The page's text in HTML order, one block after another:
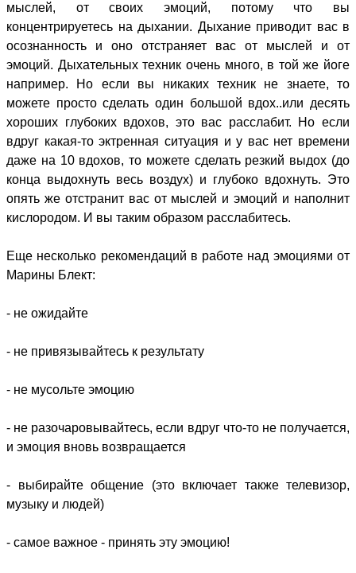
мыслей, от своих эмоций, потому что вы
концентрируетесь на дыхании. Дыхание приводит вас в
осознанность и оно отстраняет вас от мыслей и от
эмоций. Дыхательных техник очень много, в той же йоге
например. Но если вы никаких техник не знаете, то
можете просто сделать один большой вдох..или десять
хороших глубоких вдохов, это вас расслабит. Но если
вдруг какая-то эктренная ситуация и у вас нет времени
даже на 10 вдохов, то можете сделать резкий выдох (до
конца выдохнуть весь воздух) и глубоко вдохнуть. Это
опять же отстранит вас от мыслей и эмоций и наполнит
кислородом. И вы таким образом расслабитесь.
Еще несколько рекомендаций в работе над эмоциями от
Марины Блект:
- не ожидайте
- не привязывайтесь к результату
- не мусольте эмоцию
- не разочаровывайтесь, если вдруг что-то не получается,
и эмоция вновь возвращается
- выбирайте общение (это включает также телевизор,
музыку и людей)
- самое важное - принять эту эмоцию!